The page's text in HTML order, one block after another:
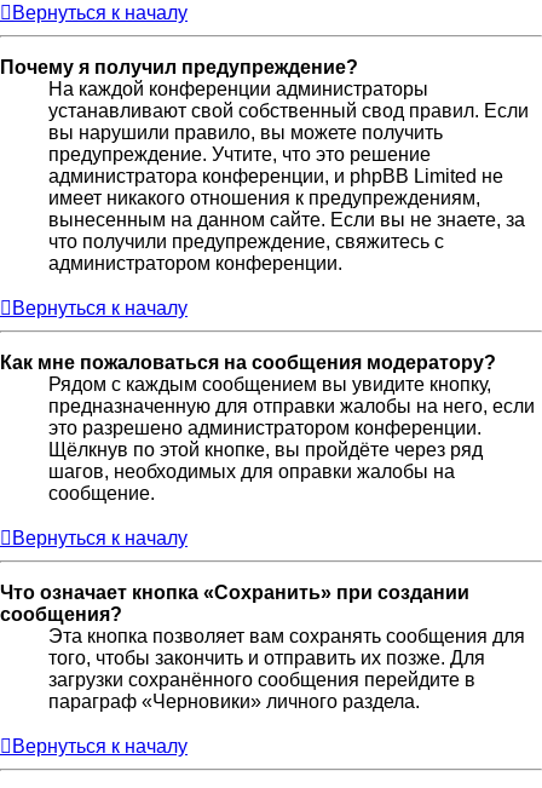
Вернуться к началу
Почему я получил предупреждение?
На каждой конференции администраторы
устанавливают свой собственный свод правил. Если
вы нарушили правило, вы можете получить
предупреждение. Учтите, что это решение
администратора конференции, и phpBB Limited не
имеет никакого отношения к предупреждениям,
вынесенным на данном сайте. Если вы не знаете, за
что получили предупреждение, свяжитесь с
администратором конференции.
Вернуться к началу
Как мне пожаловаться на сообщения модератору?
Рядом с каждым сообщением вы увидите кнопку,
предназначенную для отправки жалобы на него, если
это разрешено администратором конференции.
Щёлкнув по этой кнопке, вы пройдёте через ряд
шагов, необходимых для оправки жалобы на
сообщение.
Вернуться к началу
Что означает кнопка «Сохранить» при создании
сообщения?
Эта кнопка позволяет вам сохранять сообщения для
того, чтобы закончить и отправить их позже. Для
загрузки сохранённого сообщения перейдите в
параграф «Черновики» личного раздела.
Вернуться к началу